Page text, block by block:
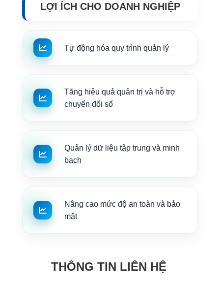
LỢI ÍCH CHO DOANH NGHIỆP
Tự động hóa quy trình quản lý
Tăng hiệu quả quản trị và hỗ trợ
chuyển đổi số
Quản lý dữ liệu tập trung và minh
bạch
Nâng cao mức độ an toàn và bảo
mật
THÔNG TIN LIÊN HỆ